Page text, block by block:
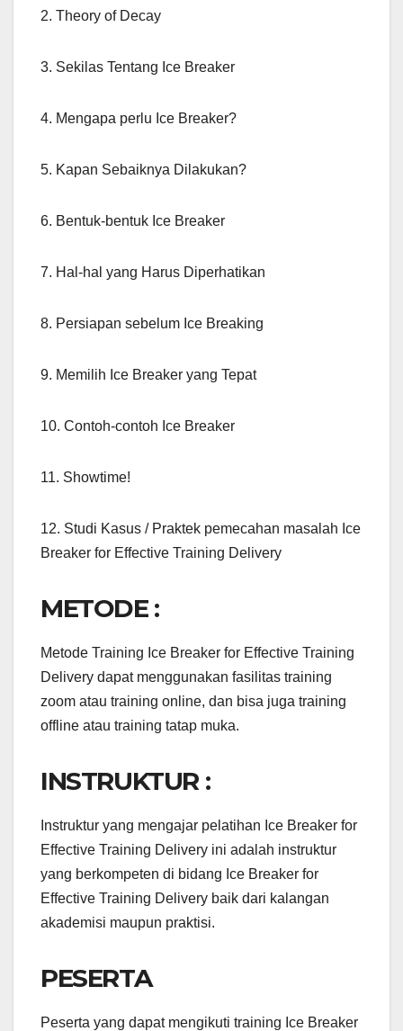
2. Theory of Decay
3. Sekilas Tentang Ice Breaker
4. Mengapa perlu Ice Breaker?
5. Kapan Sebaiknya Dilakukan?
6. Bentuk-bentuk Ice Breaker
7. Hal-hal yang Harus Diperhatikan
8. Persiapan sebelum Ice Breaking
9. Memilih Ice Breaker yang Tepat
10. Contoh-contoh Ice Breaker
11. Showtime!
12. Studi Kasus / Praktek pemecahan masalah Ice
Breaker for Effective Training Delivery
METODE :
Metode Training Ice Breaker for Effective Training
Delivery dapat menggunakan fasilitas training
zoom atau training online, dan bisa juga training
offline atau training tatap muka.
INSTRUKTUR :
Instruktur yang mengajar pelatihan Ice Breaker for
Effective Training Delivery ini adalah instruktur
yang berkompeten di bidang Ice Breaker for
Effective Training Delivery baik dari kalangan
akademisi maupun praktisi.
PESERTA
Peserta yang dapat mengikuti training Ice Breaker